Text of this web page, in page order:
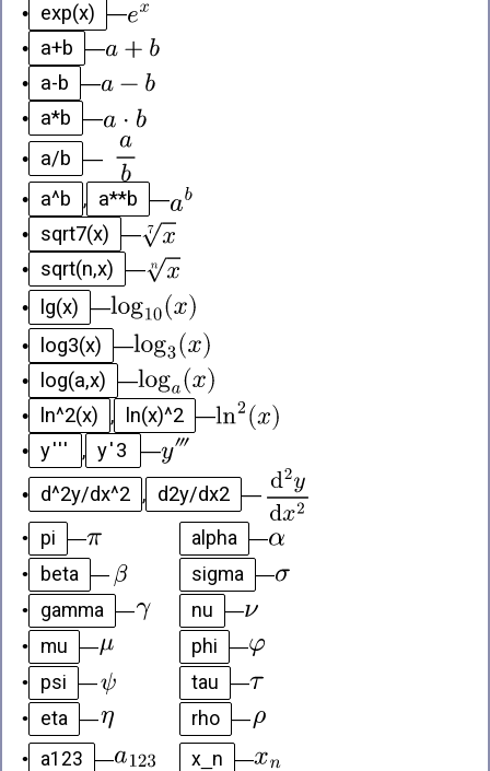
•
exp(x) —
•
a+b —
•
a-b —
•
a*b —
•
a/b —
•
a^b , a**b —
•
sqrt7(x) —
•
sqrt(n,x) —
•
lg(x) —
•
log3(x) —
•
log(a,x) —
•
ln^2(x) , ln(x)^2 —
• y''' , y'3
—
•
d^2y/dx^2 , d2y/dx2 —
• pi — alpha
—
•
beta — sigma
—
•
gamma — nu
—
•
mu — phi
—
•
psi — tau
—
•
eta — rho
—
•
a123 — x_n
—